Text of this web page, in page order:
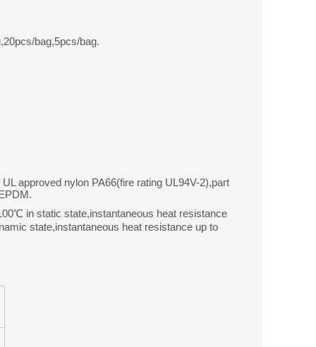
bag,5pcs/bag.
approved nylon PA66(fire rating UL94V-2),part
in static state,instantaneous heat resistance
state,instantaneous heat resistance up to